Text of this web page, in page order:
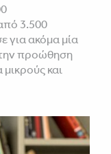
3.500
για ακόμα μία
προώθηση
και